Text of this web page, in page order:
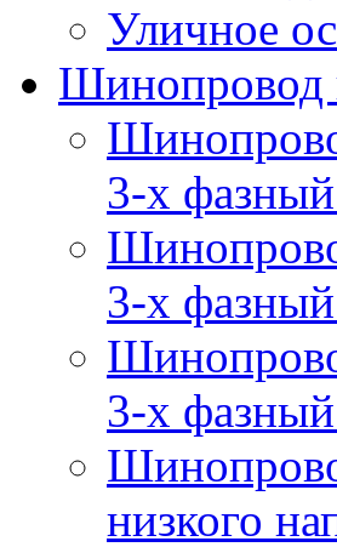
Уличное
Шинопровод
3-х
3-х
3-х
низкого